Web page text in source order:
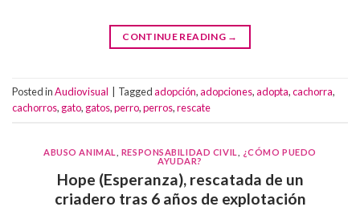
CONTINUE READING →
Posted inAudiovisual Taggedadopción,adopciones,adopta,cachorra,
cachorros, gato, gatos,perro,perros,rescate
ABUSO ANIMAL RESPONSABILIDAD CIVIL
¿CÓMO PUEDO
AYUDAR?
Hope (Esperanza), rescatada de un
criadero tras 6 años de explotación